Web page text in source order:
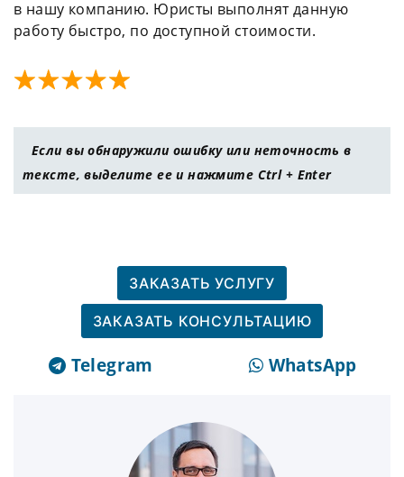
в нашу компанию. Юристы выполнят данную
работу быстро, по доступной стоимости.
Если вы обнаружили ошибку или неточность в
тексте, выделите ее и нажмите Ctrl + Enter
ЗАКАЗАТЬ УСЛУГУ
ЗАКАЗАТЬ КОНСУЛЬТАЦИЮ
Telegram WhatsApp